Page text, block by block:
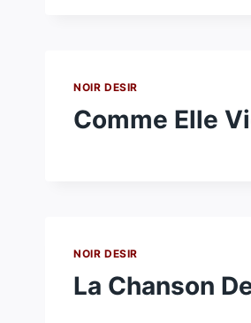
NOIR DESIR
Comme Elle
NOIR DESIR
La Chanson